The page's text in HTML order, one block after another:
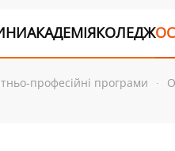
АКАДЕМІЯКОЛЕДЖ
професійні програми